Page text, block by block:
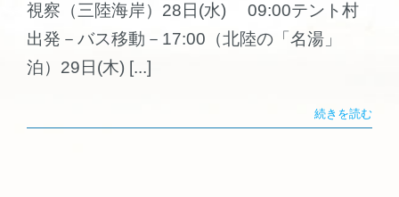
視察（三陸海岸）28日(水) 09:00テント村
出発－バス移動－17:00（北陸の「名湯」
泊）29日(木) [...]
続きを読む